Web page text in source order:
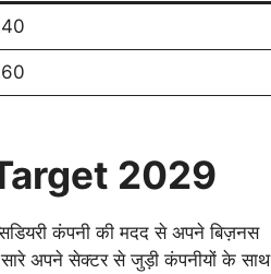
2029
कंपनी की मदद से अपने बिज़नस
अपने सेक्टर से जुड़ी कंपनीयों के साथ